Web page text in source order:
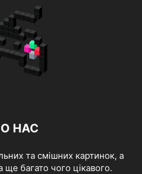
НАС
та смішних картинок, а
ще багато чого цікавого.